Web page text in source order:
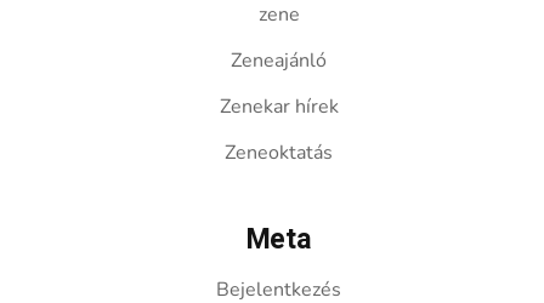
zene
Zeneajánló
Zenekar hírek
Zeneoktatás
Meta
Bejelentkezés